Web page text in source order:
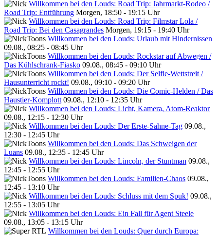
Willkommen bei den Louds: Road Trip: Jahrmarkt-Rodeo /
Road Trip: Entführung Morgen, 18:50 - 19:15 Uhr
Willkommen bei den Louds: Road Trip: Filmstar Lola /
Road Trip: Bei den Casagrandes Morgen, 19:15 - 19:40 Uhr
Willkommen bei den Louds: Urlaub mit Hindernissen
09.08., 08:25 - 08:45 Uhr
Willkommen bei den Louds: Rockstar auf Abwegen /
Das Kühlschrank-Fiasko 09.08., 08:45 - 09:10 Uhr
Willkommen bei den Louds: Der Selfie-Wettstreit /
Hausunterricht rockt! 09.08., 09:10 - 09:20 Uhr
Willkommen bei den Louds: Die Comic-Helden / Das
Haustier-Komplott 09.08., 12:10 - 12:35 Uhr
Willkommen bei den Louds: Licht, Kamera, Atom-Reaktor
09.08., 12:15 - 12:30 Uhr
Willkommen bei den Louds: Der Erste-Sahne-Tag 09.08.,
12:30 - 12:45 Uhr
Willkommen bei den Louds: Das Schweigen der
Luans 09.08., 12:35 - 12:45 Uhr
Willkommen bei den Louds: Lincoln, der Stuntman 09.08.,
12:45 - 12:55 Uhr
Willkommen bei den Louds: Familien-Chaos 09.08.,
12:45 - 13:10 Uhr
Willkommen bei den Louds: Schluss mit dem Spuk! 09.08.,
12:55 - 13:05 Uhr
Willkommen bei den Louds: Ein Fall für Agent Steele
09.08., 13:05 - 13:15 Uhr
Willkommen bei den Louds: Quer durch Europa: